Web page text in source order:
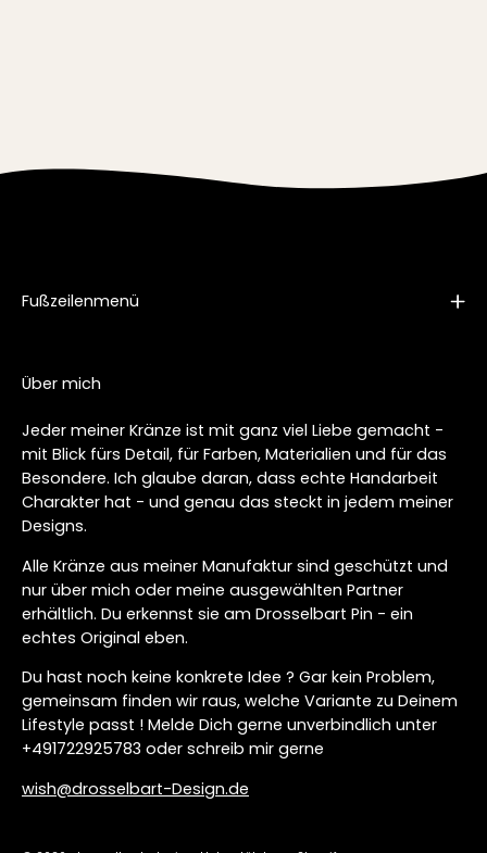
Fußzeilenmenü
Über mich
Jeder meiner Kränze ist mit ganz viel Liebe gemacht -
mit Blick fürs Detail, für Farben, Materialien und für das
Besondere. Ich glaube daran, dass echte Handarbeit
Charakter hat - und genau das steckt in jedem meiner
Designs.
Alle Kränze aus meiner Manufaktur sind geschützt und
nur über mich oder meine ausgewählten Partner
erhältlich. Du erkennst sie am Drosselbart Pin - ein
echtes Original eben.
Du hast noch keine konkrete Idee ? Gar kein Problem,
gemeinsam finden wir raus, welche Variante zu Deinem
Lifestyle passt ! Melde Dich gerne unverbindlich unter
+491722925783 oder schreib mir gerne
wish@drosselbart-Design.de